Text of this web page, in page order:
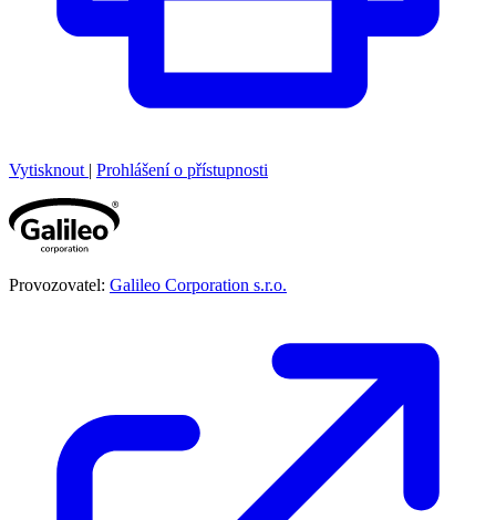
Vytisknout | Prohlášení o přístupnosti
Provozovatel: Galileo Corporation s.r.o.